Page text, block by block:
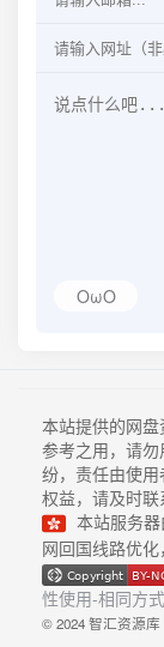
OωO
本站提供的网
参考之用，请
纷，责任由使
权益，请及时联
本站服务器
网回国线路优化
性使用-相同方
© 2024 智汇资源库